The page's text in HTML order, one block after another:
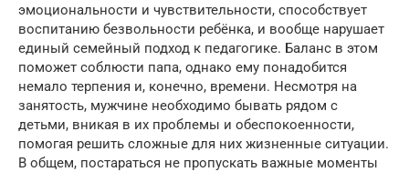
эмоциональности и чувствительности, способствует
воспитанию безвольности ребёнка, и вообще нарушает
единый семейный подход к педагогике. Баланс в этом
поможет соблюсти папа, однако ему понадобится
немало терпения и, конечно, времени. Несмотря на
занятость, мужчине необходимо бывать рядом с
детьми, вникая в их проблемы и обеспокоенности,
помогая решить сложные для них жизненные ситуации.
В общем, постараться не пропускать важные моменты